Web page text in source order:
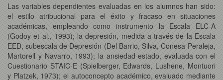
Las variables dependientes evaluadas en los alumnos han sido:
el estilo atribucional para el éxito y fracaso en situaciones
académicas, empleando como instrumento la Escala ELC-A
(Godoy et al., 1993); la depresión, medida a través de la Escala
EED, subescala de Depresión (Del Barrio, Silva, Conesa-Peraleja,
Martorell y Navarro, 1993); la ansiedad-estado, evaluada con el
Cuestionario STAIC-E (Spielberger, Edwards, Lushene, Montuori
y Platzek, 1973); el autoconcepto académico, evaluado mediante